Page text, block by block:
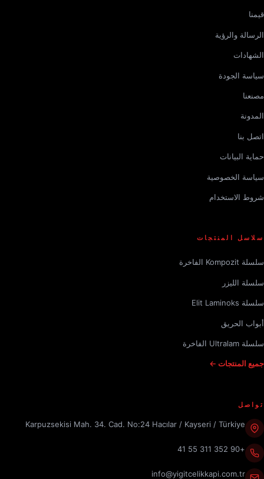
قيمنا
الرسالة والرؤية
الشهادات
سياسة الجودة
مصنعنا
المدونة
اتصل بنا
حماية البيانات
سياسة الخصوصية
شروط الاستخدام
سلاسل المنتجات
سلسلة Kompozit الفاخرة
سلسلة الليزر
سلسلة Elit Laminoks
أبواب الحريق
سلسلة Ultralam الفاخرة
جميع المنتجات ←
تواصل
Karpuzsekisi Mah. 34. Cad. No:24 Hacılar / Kayseri / Türkiye
+90 352 311 55 41
info@yigitcelikkapi.com.tr